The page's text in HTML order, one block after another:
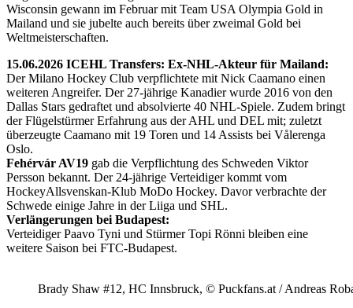
Wisconsin gewann im Februar mit Team USA Olympia Gold in
Mailand und sie jubelte auch bereits über zweimal Gold bei
Weltmeisterschaften.
15.06.2026 ICEHL Transfers: Ex-NHL-Akteur für Mailand:
Der Milano Hockey Club verpflichtete mit Nick Caamano einen
weiteren Angreifer. Der 27-jährige Kanadier wurde 2016 von den
Dallas Stars gedraftet und absolvierte 40 NHL-Spiele. Zudem bringt
der Flügelstürmer Erfahrung aus der AHL und DEL mit; zuletzt
überzeugte Caamano mit 19 Toren und 14 Assists bei Vålerenga
Oslo.
Fehérvár AV19 gab die Verpflichtung des Schweden Viktor
Persson bekannt. Der 24-jährige Verteidiger kommt vom
HockeyAllsvenskan-Klub MoDo Hockey. Davor verbrachte der
Schwede einige Jahre in der Liiga und SHL.
Verlängerungen bei Budapest:
Verteidiger Paavo Tyni und Stürmer Topi Rönni bleiben eine
weitere Saison bei FTC-Budapest.
Brady Shaw #12, HC Innsbruck, © Puckfans.at / Andreas